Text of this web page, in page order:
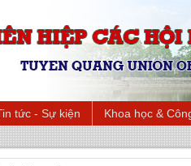
tức - Sự kiện Khoa học &